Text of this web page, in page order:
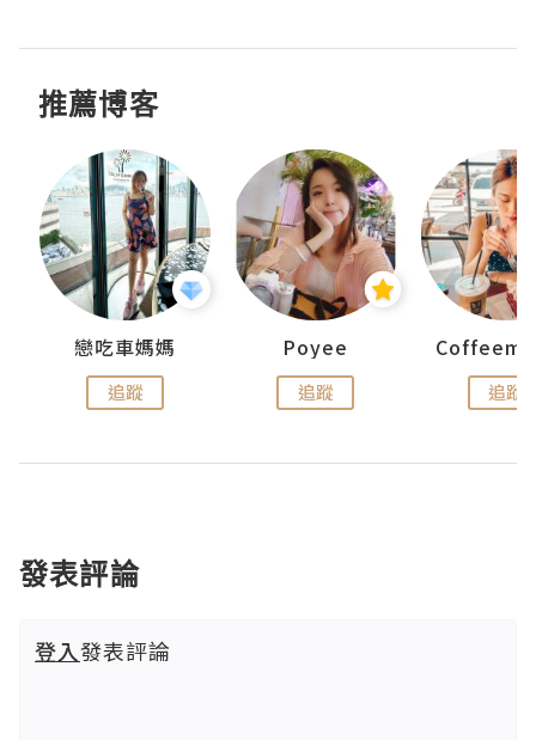
推薦博客
戀吃車媽媽
追蹤
Poyee
追蹤 追蹤
發表評論
登入發表評論